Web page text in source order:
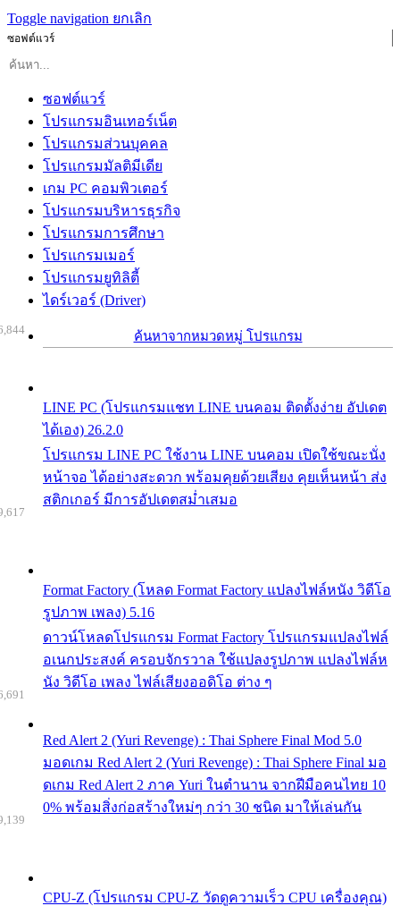
Toggle navigation ยกเลิก
ซอฟต์แวร์
ซอฟต์แวร์
โปรแกรมอินเทอร์เน็ต
โปรแกรมส่วนบุคคล
โปรแกรมมัลติมีเดีย
เกม PC คอมพิวเตอร์
โปรแกรมบริหารธุรกิจ
โปรแกรมการศึกษา
โปรแกรมเมอร์
โปรแกรมยูทิลิตี้
ไดร์เวอร์ (Driver)
ค้นหาจากหมวดหมู่ โปรแกรม
LINE PC (โปรแกรมแชท LINE บนคอม ติดตั้งง่าย อัปเดต
ได้เอง) 26.2.0
โปรแกรม LINE PC ใช้งาน LINE บนคอม เปิดใช้ขณะนั่ง
หน้าจอ ได้อย่างสะดวก พร้อมคุยด้วยเสียง คุยเห็นหน้า ส่ง
สติกเกอร์ มีการอัปเดตสม่ำเสมอ
Format Factory (โหลด Format Factory แปลงไฟล์หนัง วิดีโอ
รูปภาพ เพลง) 5.16
ดาวน์โหลดโปรแกรม Format Factory โปรแกรมแปลงไฟล์
อเนกประสงค์ ครอบจักรวาล ใช้แปลงรูปภาพ แปลงไฟล์ห
นัง วิดีโอ เพลง ไฟล์เสียงออดิโอ ต่าง ๆ
Red Alert 2 (Yuri Revenge) : Thai Sphere Final Mod 5.0
มอดเกม Red Alert 2 (Yuri Revenge) : Thai Sphere Final มอ
ดเกม Red Alert 2 ภาค Yuri ในตำนาน จากฝีมือคนไทย 10
0% พร้อมสิ่งก่อสร้างใหม่ๆ กว่า 30 ชนิด มาให้เล่นกัน
CPU-Z (โปรแกรม CPU-Z วัดดูความเร็ว CPU เครื่องคุณ)